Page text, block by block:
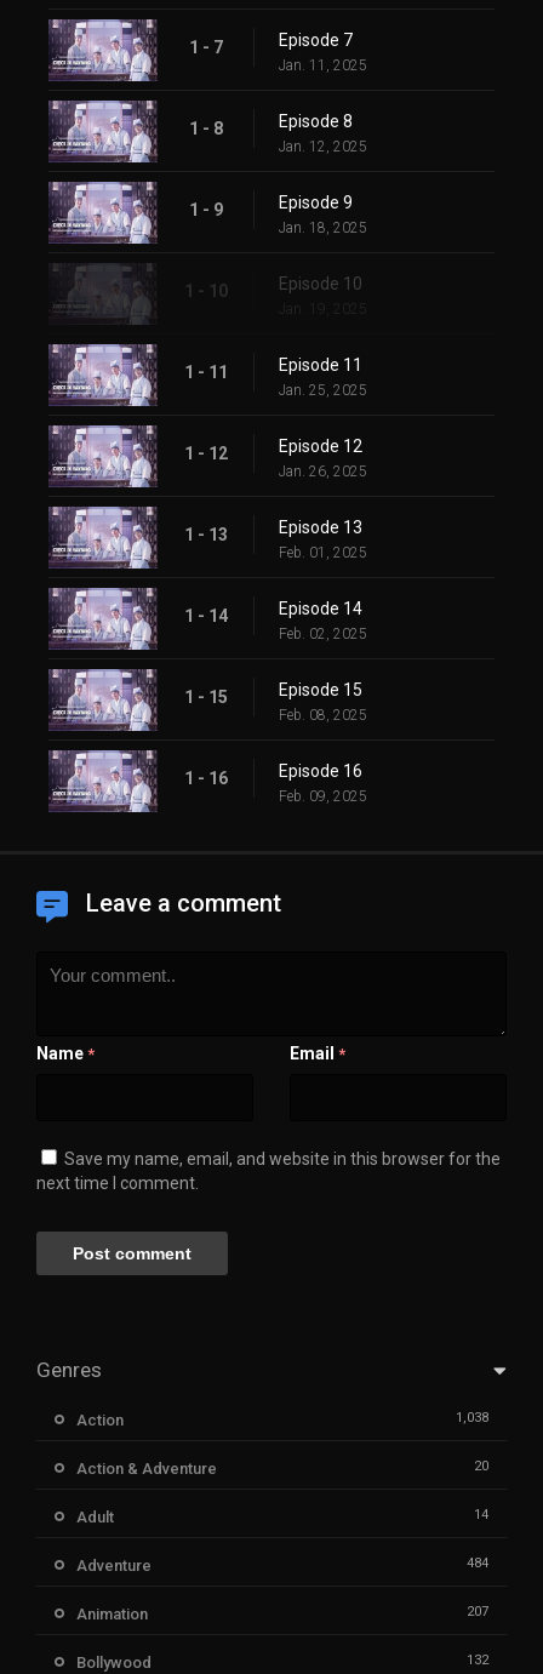
1 - 7 Episode 7
Jan. 11, 2025
1 - 8 Episode 8
Jan. 12, 2025
1 - 9 Episode 9
Jan. 18, 2025
1 - 10 Episode 10
Jan. 19, 2025
1 - 11 Episode 11
Jan. 25, 2025
1 - 12 Episode 12
Jan. 26, 2025
1 - 13 Episode 13
Feb. 01, 2025
1 - 14 Episode 14
Feb. 02, 2025
1 - 15 Episode 15
Feb. 08, 2025
1 - 16 Episode 16
Feb. 09, 2025
Leave a comment
Name * Email *
Save my name, email, and website in this browser for the
next time I comment.
Genres
Action 1,038
Action & Adventure 20
Adult 14
Adventure 484
Animation 207
Bollywood 132